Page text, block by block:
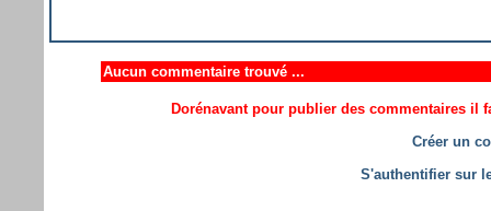
Aucun commentaire trouvé ...
Dorénavant pour publier des commentaires il
Créer un
S'authentifier sur